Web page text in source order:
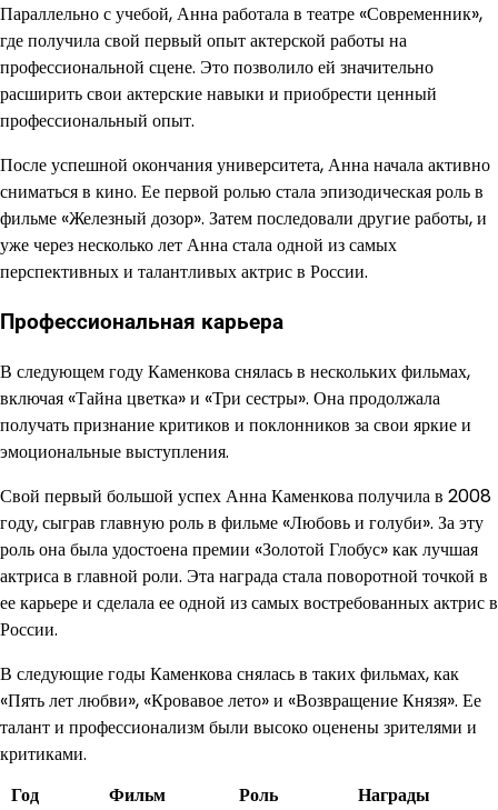
Параллельно с учебой, Анна работала в театре «Современник»,
где получила свой первый опыт актерской работы на
профессиональной сцене. Это позволило ей значительно
расширить свои актерские навыки и приобрести ценный
профессиональный опыт.
После успешной окончания университета, Анна начала активно
сниматься в кино. Ее первой ролью стала эпизодическая роль в
фильме «Железный дозор». Затем последовали другие работы, и
уже через несколько лет Анна стала одной из самых
перспективных и талантливых актрис в России.
Профессиональная карьера
В следующем году Каменкова снялась в нескольких фильмах,
включая «Тайна цветка» и «Три сестры». Она продолжала
получать признание критиков и поклонников за свои яркие и
эмоциональные выступления.
Свой первый большой успех Анна Каменкова получила в 2008
году, сыграв главную роль в фильме «Любовь и голуби». За эту
роль она была удостоена премии «Золотой Глобус» как лучшая
актриса в главной роли. Эта награда стала поворотной точкой в
ее карьере и сделала ее одной из самых востребованных актрис в
России.
В следующие годы Каменкова снялась в таких фильмах, как
«Пять лет любви», «Кровавое лето» и «Возвращение Князя». Ее
талант и профессионализм были высоко оценены зрителями и
критиками.
Год
Фильм Роль Награды